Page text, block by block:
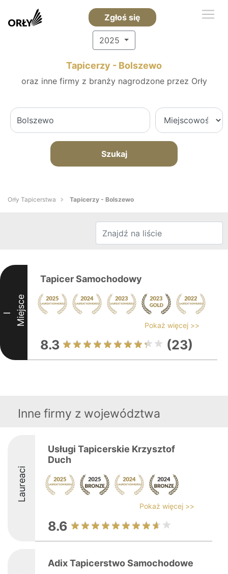
Zgłoś się
2025
Tapicerzy - Bolszewo
oraz inne firmy z branży nagrodzone przez Orły
Szukaj
Orły Tapicerstwa Tapicerzy - Bolszewo
I Miejsce
Tapicer Samochodowy
Pokaż więcej >>
8.3 (23)
Inne firmy z województwa
Laureaci
Usługi Tapicerskie Krzysztof
Duch
Pokaż więcej >>
8.6
Adix Tapicerstwo Samochodowe